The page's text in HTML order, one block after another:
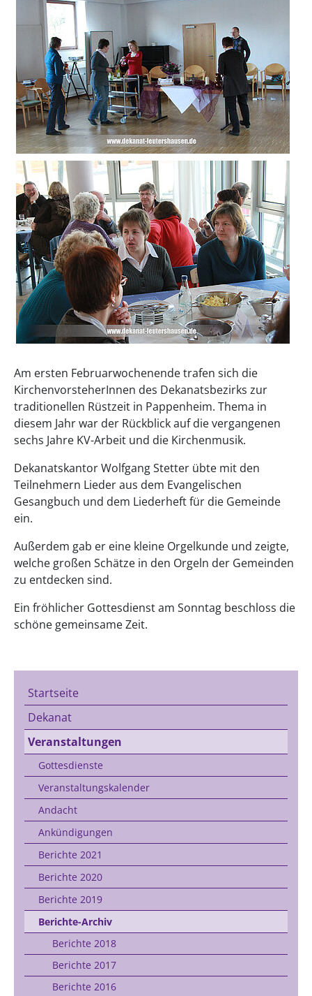
Am ersten Februarwochenende trafen sich die
KirchenvorsteherInnen des Dekanatsbezirks zur
traditionellen Rüstzeit in Pappenheim. Thema in
diesem Jahr war der Rückblick auf die vergangenen
sechs Jahre KV-Arbeit und die Kirchenmusik.
Dekanatskantor Wolfgang Stetter übte mit den
Teilnehmern Lieder aus dem Evangelischen
Gesangbuch und dem Liederheft für die Gemeinde
ein.
Außerdem gab er eine kleine Orgelkunde und zeigte,
welche großen Schätze in den Orgeln der Gemeinden
zu entdecken sind.
Ein fröhlicher Gottesdienst am Sonntag beschloss die
schöne gemeinsame Zeit.
Startseite
Dekanat
Veranstaltungen
Gottesdienste
Veranstaltungskalender
Andacht
Ankündigungen
Berichte 2021
Berichte 2020
Berichte 2019
Berichte-Archiv
Berichte 2018
Berichte 2017
Berichte 2016